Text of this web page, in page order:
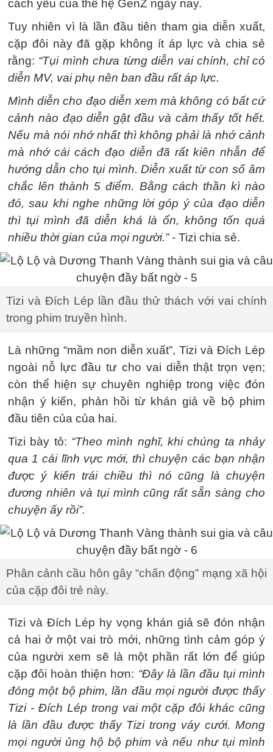
cách yêu của thế hệ GenZ ngày nay.
Tuy nhiên vì là lần đầu tiên tham gia diễn xuất,
cặp đôi này đã gặp không ít áp lực và chia sẻ
rằng: “Tụi mình chưa từng diễn vai chính, chỉ có
diễn MV, vai phụ nên ban đầu rất áp lực.
Mình diễn cho đạo diễn xem mà không có bất cứ
cảnh nào đạo diễn gật đầu và cảm thấy tốt hết.
Nếu mà nói nhớ nhất thì không phải là nhớ cảnh
mà nhớ cái cách đạo diễn đã rất kiên nhẫn để
hướng dẫn cho tụi mình. Diễn xuất từ con số âm
chắc lên thành 5 điểm. Bằng cách thần kì nào
đó, sau khi nghe những lời góp ý của đạo diễn
thì tụi mình đã diễn khá là ổn, không tốn quá
nhiều thời gian của mọi người.”- Tizi chia sẻ.
Tizi và Đích Lép lần đầu thử thách với vai chính
trong phim truyền hình.
Là những “mầm non diễn xuất”, Tizi và Đích Lép
ngoài nỗ lực đầu tư cho vai diễn thật trọn vẹn;
còn thể hiện sự chuyên nghiệp trong việc đón
nhận ý kiến, phản hồi từ khán giả về bộ phim
đầu tiên của của hai.
Tizi bày tỏ: “Theo mình nghĩ, khi chúng ta nhảy
qua 1 cái lĩnh vực mới, thì chuyện các bạn nhận
được ý kiến trái chiều thì nó cũng là chuyện
đương nhiên và tụi mình cũng rất sẵn sàng cho
chuyện ấy rồi”.
Phân cảnh cầu hôn gây “chấn động” mạng xã hội
của cặp đôi trẻ này.
Tizi và Đích Lép hy vọng khán giả sẽ đón nhận
cả hai ở một vai trò mới, những tình cảm góp ý
của người xem sẽ là một phần rất lớn để giúp
cặp đôi hoàn thiện hơn: “Đây là lần đầu tụi mình
đóng một bộ phim, lần đầu mọi người được thấy
Tizi - Đích Lép trong vai một cặp đôi khác cũng
là lần đầu được thấy Tizi trong váy cưới. Mong
mọi người ủng hộ bộ phim và nếu như tụi mình